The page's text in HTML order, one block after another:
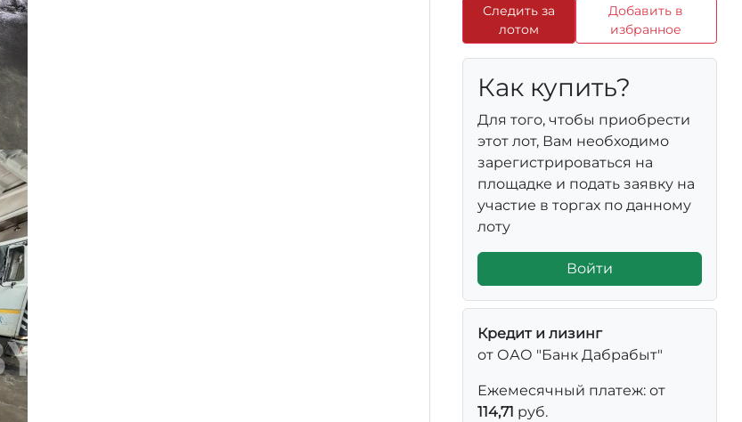
Следить за
лотом
Добавить в
избранное
Как купить?
Для того, чтобы приобрести
этот лот, Вам необходимо
зарегистрироваться на
площадке и подать заявку на
участие в торгах по данному
лоту
Войти
Кредит и лизинг
от ОАО "Банк Дабрабыт"
Ежемесячный платеж: от
114,71 руб.